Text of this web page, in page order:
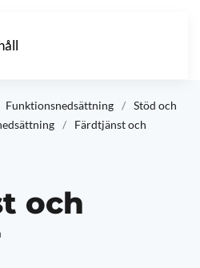
Funktionsnedsättning
Stöd och
Färdtjänst och
och